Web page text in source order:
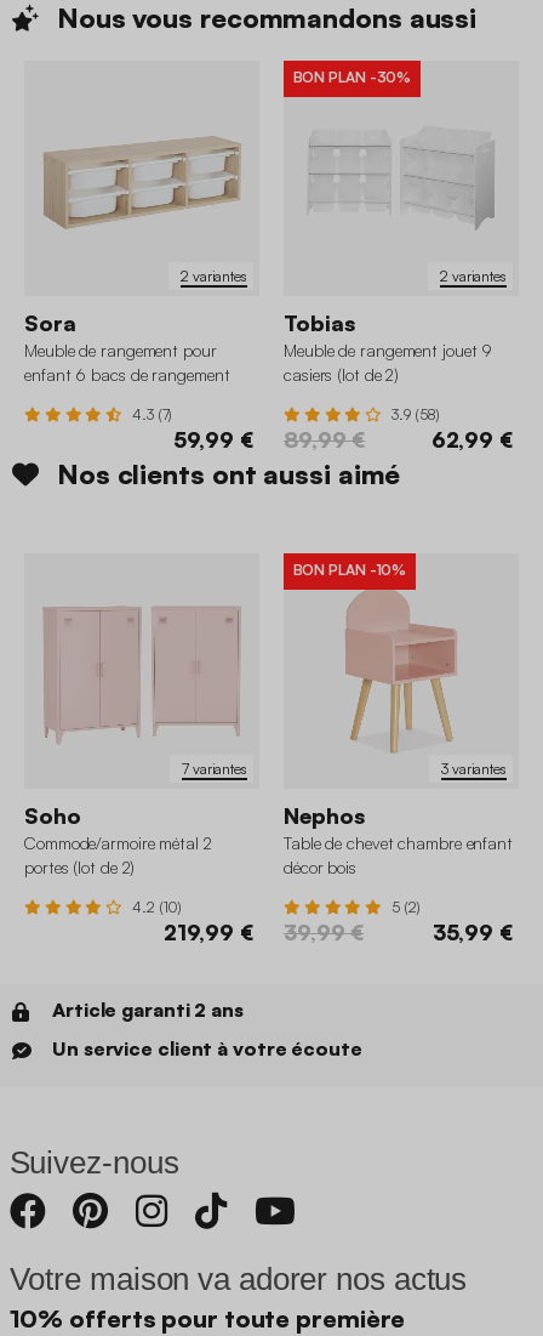
Nous vous recommandons aussi
2 variantes
Sora
Meuble de rangement pour
enfant 6 bacs de rangement
4.3 (7)
59,99 €
2 variantes
BON PLAN -30%
Tobias
Meuble de rangement jouet 9
casiers (lot de 2)
3.9 (58)
89,99 € 62,99 €
Nos clients ont aussi aimé
7 variantes
Soho
Commode/armoire métal 2
portes (lot de 2)
4.2 (10)
219,99 €
3 variantes
BON PLAN -10%
Nephos
Table de chevet chambre enfant
décor bois
5 (2)
39,99 € 35,99 €
Article garanti 2 ans
Un service client à votre écoute
Suivez-nous
Votre maison va adorer nos actus
10% offerts pour toute première